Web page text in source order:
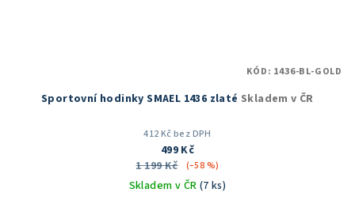
Sportovní hodinky SMAEL 1436 zlaté Skladem v ČR
412 Kč bez DPH
499 Kč
1 199 Kč
(–58 %)
Skladem v ČR (7 ks)
KÓD: 1436-BL-GOLD